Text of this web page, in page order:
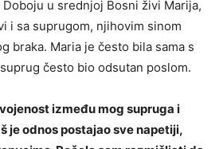
u srednjoj Bosni živi Marija,
i sa suprugom, njihovim sinom
braka. Maria je često bila sama s
često bio odsutan poslom.
između mog supruga i
je odnos postajao sve napetiji,